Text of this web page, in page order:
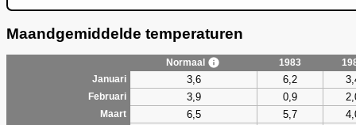
Maandgemiddelde temperaturen
Normaal 1983
Januari
3,6 6,2
Februari 3,9 0,9
Maart 6,5 5,7